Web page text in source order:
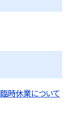
時休業について